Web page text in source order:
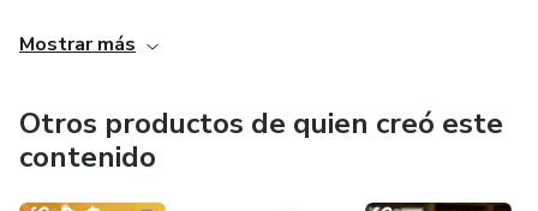
funcionamiento de la valiosísima herramienta que poseen:
emociones en aliados que les permitan avanzar por la vida
con optimismo, confianza, alegría y determinación.
Mostrar más
Otros productos de quien creó este
contenido